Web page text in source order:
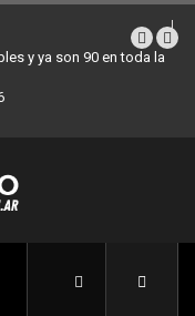
y ya son 90 en toda la